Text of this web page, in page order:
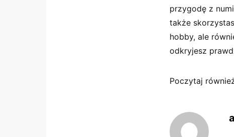
przygodę z
także
hobby, ale
odkryjesz
Poczytaj